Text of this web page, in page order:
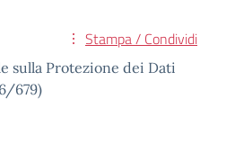
Stampa / Condividi
sulla Protezione dei Dati
679)